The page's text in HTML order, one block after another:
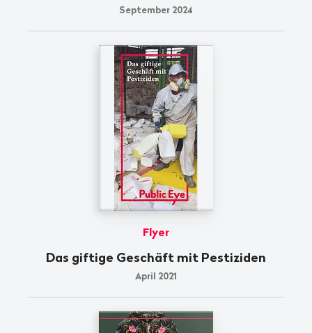
September 2024
Flyer
Das giftige Geschäft mit Pestiziden
April 2021